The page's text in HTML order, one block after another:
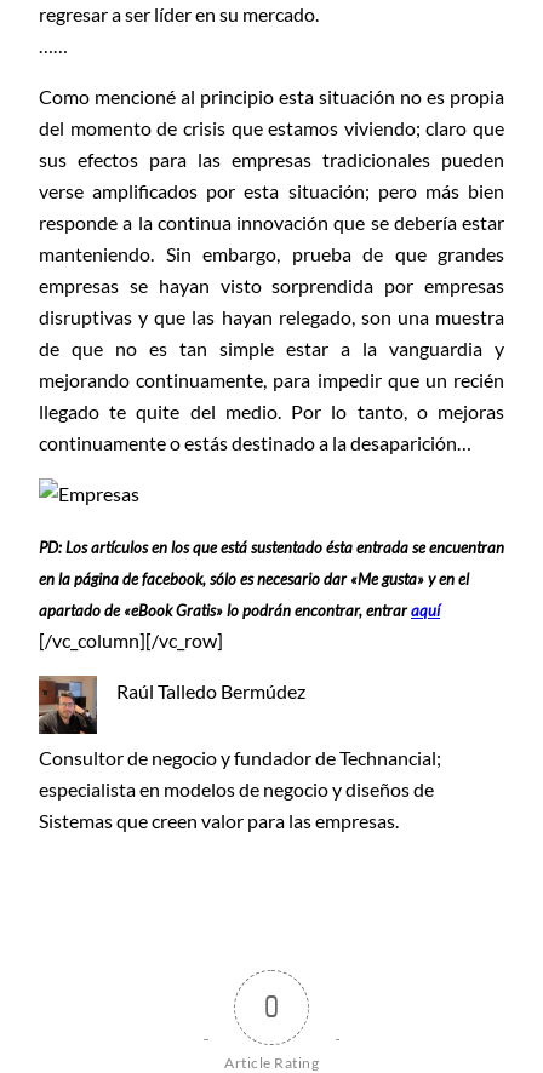
regresar a ser líder en su mercado.
Como mencioné al principio esta situación no es propia
del momento de crisis que estamos viviendo; claro que
sus efectos para las empresas tradicionales pueden
verse amplificados por esta situación; pero más bien
responde a la continua innovación que se debería estar
manteniendo. Sin embargo, prueba de que grandes
empresas se hayan visto sorprendida por empresas
disruptivas y que las hayan relegado, son una muestra
de que no es tan simple estar a la vanguardia y
mejorando continuamente, para impedir que un recién
llegado te quite del medio. Por lo tanto, o mejoras
continuamente o estás destinado a la desaparición…
PD: Los artículos en los que está sustentado ésta entrada se encuentran
en la página de facebook, sólo es necesario dar «Me gusta» y en el
apartado de «eBook Gratis» lo podrán encontrar, entraraquí
[/vc_column][/vc_row]
Raúl Talledo Bermúdez
Consultor de negocio y fundador de Technancial;
especialista en modelos de negocio y diseños de
Sistemas que creen valor para las empresas.
0
Article Rating